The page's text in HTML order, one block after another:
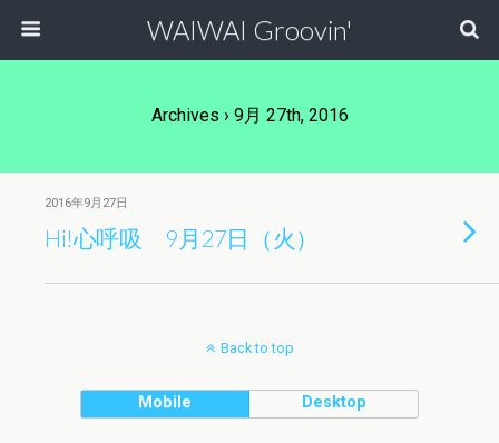
WAIWAI Groovin'
Archives › 9月 27th, 2016
2016年9月27日
Hi!心呼吸 9月27日（火）
Back to top
Mobile Desktop